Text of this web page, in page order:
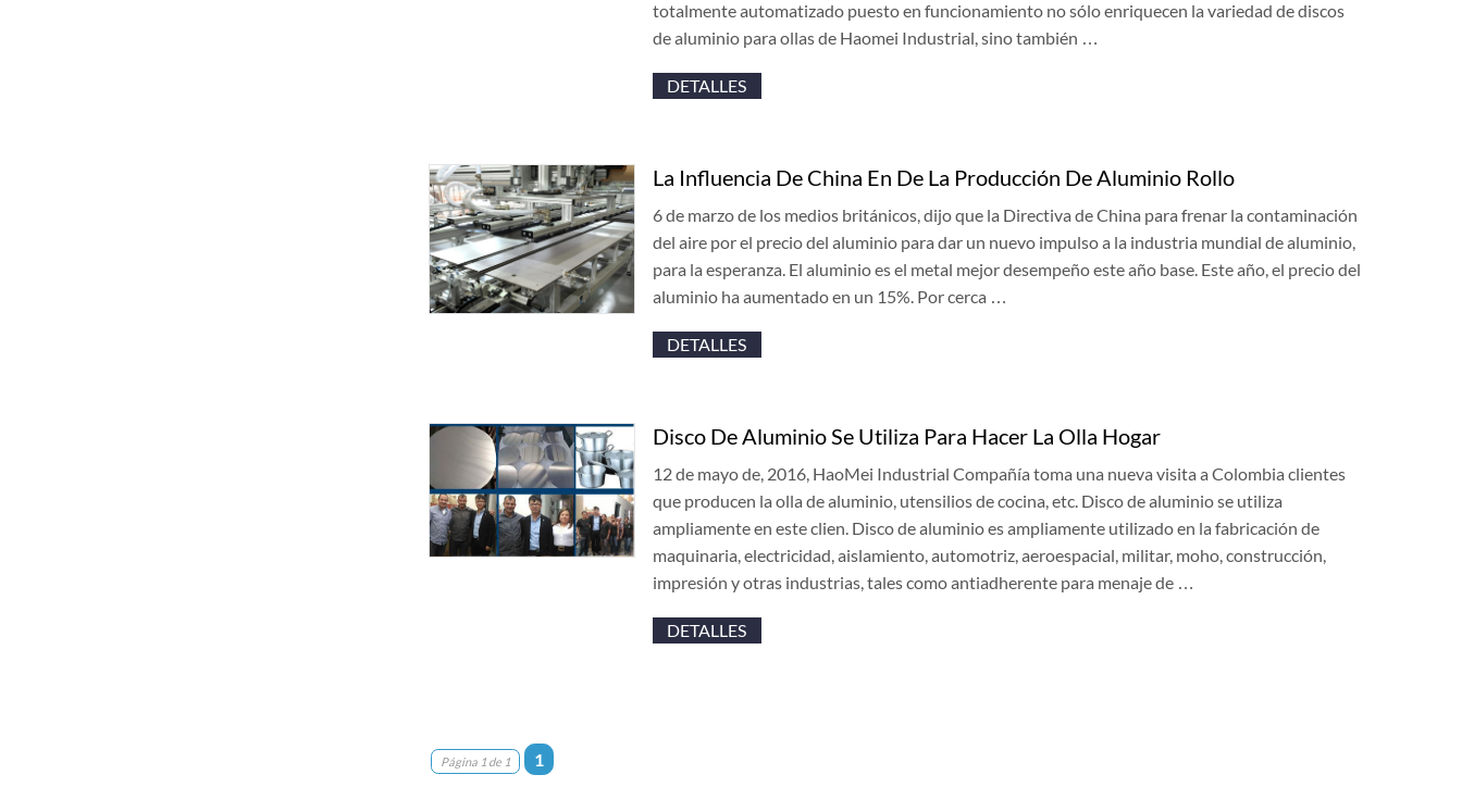
totalmente automatizado puesto en funcionamiento no sólo enriquecen la variedad de discos
de aluminio para ollas de Haomei Industrial, sino también …
DETALLES
La Influencia De China En De La Producción De Aluminio Rollo
6 de marzo de los medios británicos, dijo que la Directiva de China para frenar la contaminación
del aire por el precio del aluminio para dar un nuevo impulso a la industria mundial de aluminio,
para la esperanza. El aluminio es el metal mejor desempeño este año base. Este año, el precio del
aluminio ha aumentado en un 15%. Por cerca …
DETALLES
Disco De Aluminio Se Utiliza Para Hacer La Olla Hogar
12 de mayo de, 2016, HaoMei Industrial Compañía toma una nueva visita a Colombia clientes
que producen la olla de aluminio, utensilios de cocina, etc. Disco de aluminio se utiliza
ampliamente en este clien. Disco de aluminio es ampliamente utilizado en la fabricación de
maquinaria, electricidad, aislamiento, automotriz, aeroespacial, militar, moho, construcción,
impresión y otras industrias, tales como antiadherente para menaje de …
DETALLES
Página 1 de 1 1